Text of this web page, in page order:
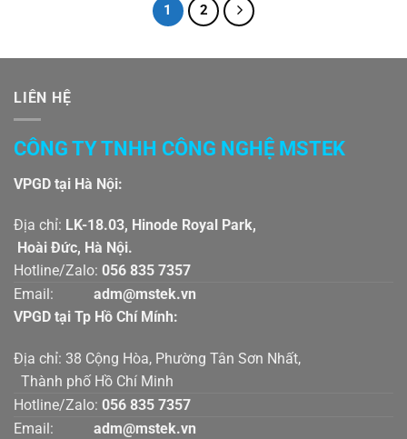
1 2
LIÊN HỆ
CÔNG TY TNHH CÔNG NGHỆ MSTEK
VPGD tại Hà Nội:
Địa chỉ: LK-18.03, Hinode Royal Park,
Hoài Đức, Hà Nội.
Hotline/Zalo: 056 835 7357
Email:
adm@mstek.vn
VPGD tại Tp Hồ Chí Mính:
Địa chỉ: 38 Cộng Hòa, Phường Tân Sơn Nhất,
Thành phố Hồ Chí Minh
Hotline/Zalo: 056 835 7357
Email:
adm@mstek.vn